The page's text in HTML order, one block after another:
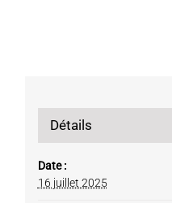
Détails
Date :
16 juillet 2025